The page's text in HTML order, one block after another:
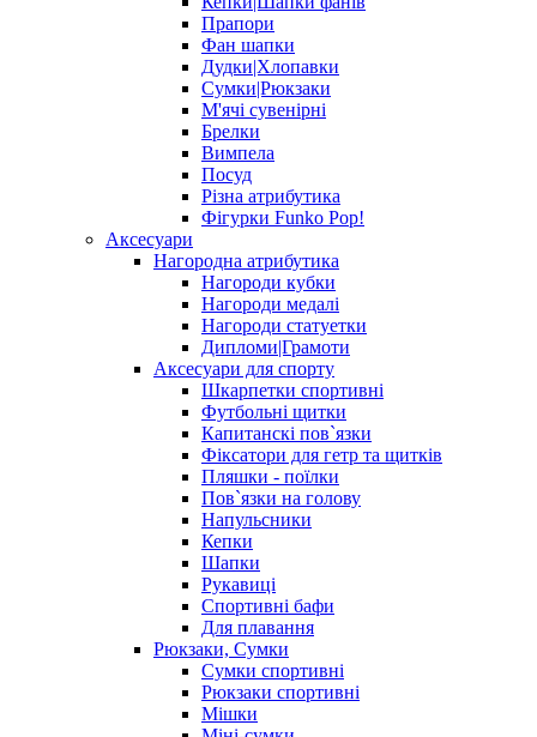
Прапори
Фан шапки
Дудки|Хлопавки
Сумки|Рюкзаки
М'ячі сувенірні
Брелки
Вимпела
Посуд
Різна атрибутика
Фігурки Funko Pop!
Аксесуари
Нагородна атрибутика
Нагороди кубки
Нагороди медалі
Нагороди статуетки
Дипломи|Грамоти
Аксесуари для спорту
Шкарпетки спортивні
Футбольні щитки
Капитанскі пов`язки
Фіксатори для гетр та щитків
Пляшки - поїлки
Пов`язки на голову
Напульсники
Кепки
Шапки
Рукавиці
Спортивні бафи
Для плавання
Рюкзаки, Сумки
Сумки спортивні
Рюкзаки спортивні
Мішки